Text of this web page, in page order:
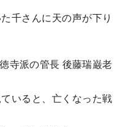
千さんに天の声が下り
寺派の管長 後藤瑞巌老
いると、亡くなった戦